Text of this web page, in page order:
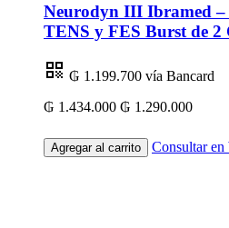
Neurodyn III Ibramed –
TENS y FES Burst de 2
₲ 1.199.700 vía Bancard
₲ 1.434.000 ₲ 1.290.000
Agregar al carrito Consultar